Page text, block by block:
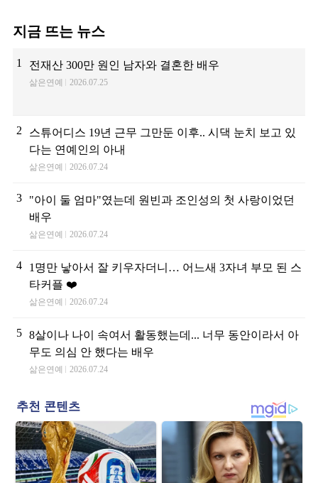
지금 뜨는 뉴스
1 전재산 300만 원인 남자와 결혼한 배우
삶은연예 2026.07.25
2
스튜어디스 19년 근무 그만둔 이후.. 시댁 눈치 보고 있
다는 연예인의 아내
삶은연예 2026.07.24
3
"아이 둘 엄마"였는데 원빈과 조인성의 첫 사랑이었던
배우
삶은연예 2026.07.24
4
1명만 낳아서 잘 키우자더니… 어느새 3자녀 부모 된 스
타커플 ❤️
삶은연예 2026.07.24
5 8살이나 나이 속여서 활동했는데... 너무 동안이라서 아
무도 의심 안 했다는 배우
삶은연예 2026.07.24